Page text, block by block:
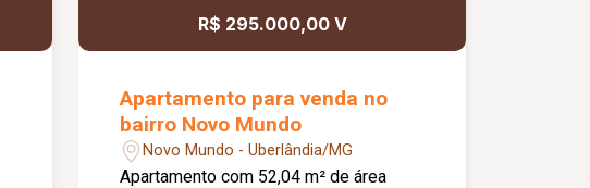
R$ 295.000,00 V
Apartamento para venda no
bairro Novo Mundo
Novo Mundo - Uberlândia/MG
Apartamento com 52,04 m² de área